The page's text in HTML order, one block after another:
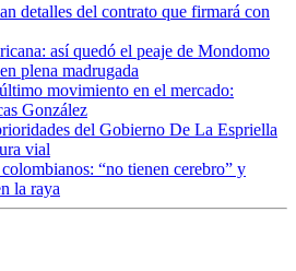
detalles del contrato que firmará con
así quedó el peaje de Mondomo
plena madrugada
movimiento en el mercado:
González
del Gobierno De La Espriella
vial
“no tienen cerebro” y
la raya